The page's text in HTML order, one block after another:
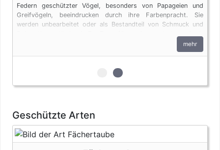
Federn geschützter Vögel, besonders von Papageien und
Greifvögeln, beeindrucken durch ihre Farbenpracht. Sie
werden unbearbeitet oder als Bestandteil von Schmuck und
Federn unterliegen den artenschutzrechtlichen Bestimmungen.
mehr
zur 1. geschützten
zur 2. geschützten
Geschützte Arten